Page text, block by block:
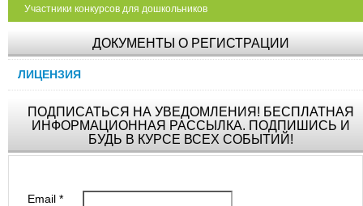
Участники конкурсов для дошкольников
ДОКУМЕНТЫ О РЕГИСТРАЦИИ
ЛИЦЕНЗИЯ
ПОДПИСАТЬСЯ НА УВЕДОМЛЕНИЯ! БЕСПЛАТНАЯ
ИНФОРМАЦИОННАЯ РАССЫЛКА. ПОДПИШИСЬ И
БУДЬ В КУРСЕ ВСЕХ СОБЫТИЙ!
Email*